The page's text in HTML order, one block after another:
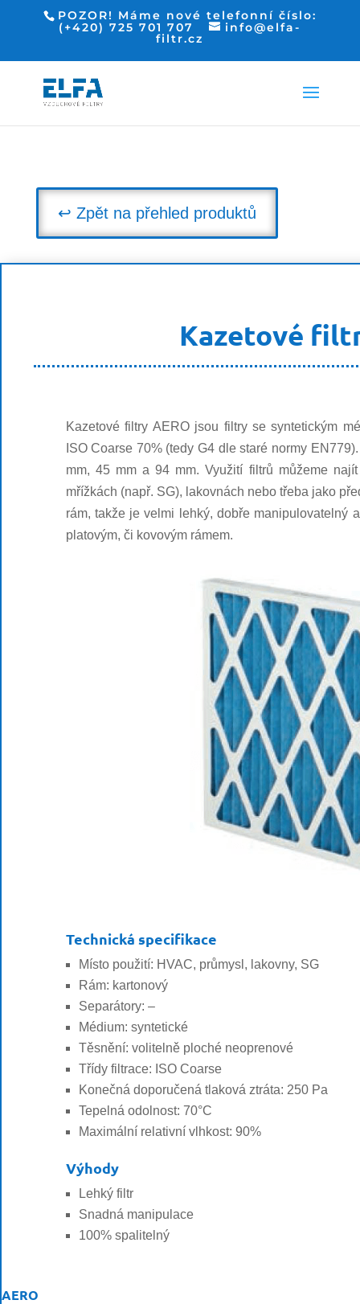
POZOR! Máme nové telefonní číslo:
(+420) 725 701 707
info@elfa-
filtr.cz
↩ Zpět na přehled produktů
Kazetové
Kazetové filtry AERO jsou filtry se syntetickým
ISO Coarse 70%(tedy G4 dle staré normy
mm, 45 mm a 94 mm. Využití filtrů můžeme
mřížkách (např. SG), lakovnách nebo třeba jako
rám, takže je velmi lehký, dobře manipulovatelný
platovým, či kovovým rámem.
Technická specifikace
Místo použití: HVAC, průmysl, lakovny, SG
Rám: kartonový
Separátory: –
Médium: syntetické
Těsnění: volitelně ploché neoprenové
Třídy filtrace: ISO Coarse
Konečná doporučená tlaková ztráta: 250 Pa
Tepelná odolnost: 70°C
Maximální relativní vlhkost: 90%
Výhody
Lehký filtr
Snadná manipulace
100% spalitelný
AERO